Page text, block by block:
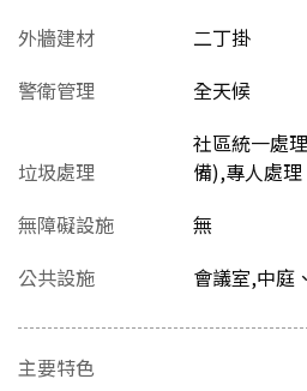
外牆建材
二丁掛
警衛管理
全天候
垃圾處理
社區統一處
備),專人處理
無障礙設施
無
公共設施
會議室,中庭、
主要特色